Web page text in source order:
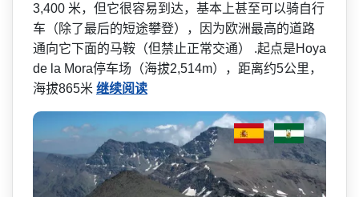
3,400 米，但它很容易到达，基本上­甚至可以骑自行
车（除了最后的短途攀登），因为欧洲­最高的道路
通向它下面的马鞍（但禁止正常交通） .起点是Hoya
de la Mora停车场（海拔2,51­4m），距离约5公里，
海拔865米 继续阅读